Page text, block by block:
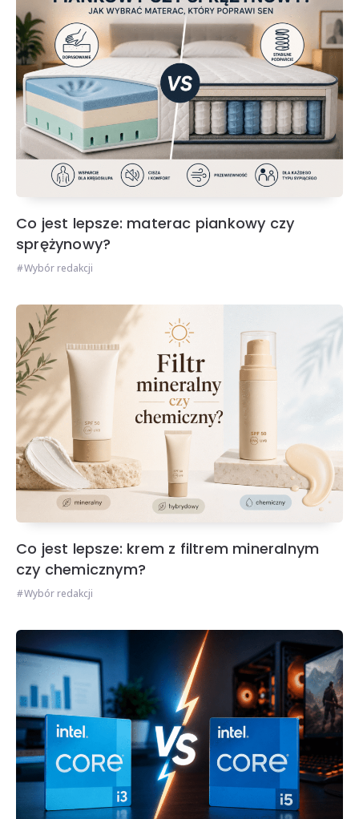
Co jest lepsze: materac piankowy czy
sprężynowy?
Wybór redakcji
Co jest lepsze: krem z filtrem mineralnym
czy chemicznym?
Wybór redakcji